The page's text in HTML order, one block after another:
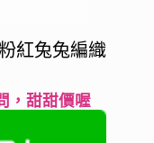
紅兔兔編織
，甜甜價喔